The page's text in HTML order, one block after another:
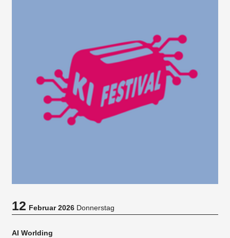
12Februar 2026 Donnerstag
AI Worlding